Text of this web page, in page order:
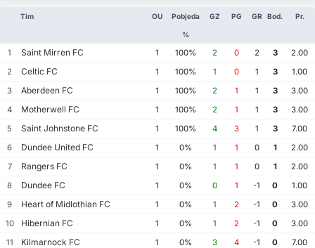
Tim OU Pobjeda
%
GZ PG GR Bod. Pr.
1 Saint Mirren FC 1 100% 2 0 2 3
2.00
2
Celtic FC 1 100% 1 0 1 3
1.00
3
Aberdeen FC 1 100% 2 1 1 3
3.00
4
Motherwell FC 1 100% 2 1 1 3
3.00
5
Saint Johnstone FC 1 100% 4 3 1 3
7.00
6
Dundee United FC 1 0% 1 1 0 1
2.00
7
Rangers FC 1 0% 1 1 0 1
2.00
8
Dundee FC 1 0% 0 1 -1 0
1.00
9
Heart of Midlothian FC 1 0% 1 2 -1 0
3.00
10
Hibernian FC 1 0% 1 2 -1 0
3.00
11
Kilmarnock FC 1 0% 3 4 -1 0
7.00